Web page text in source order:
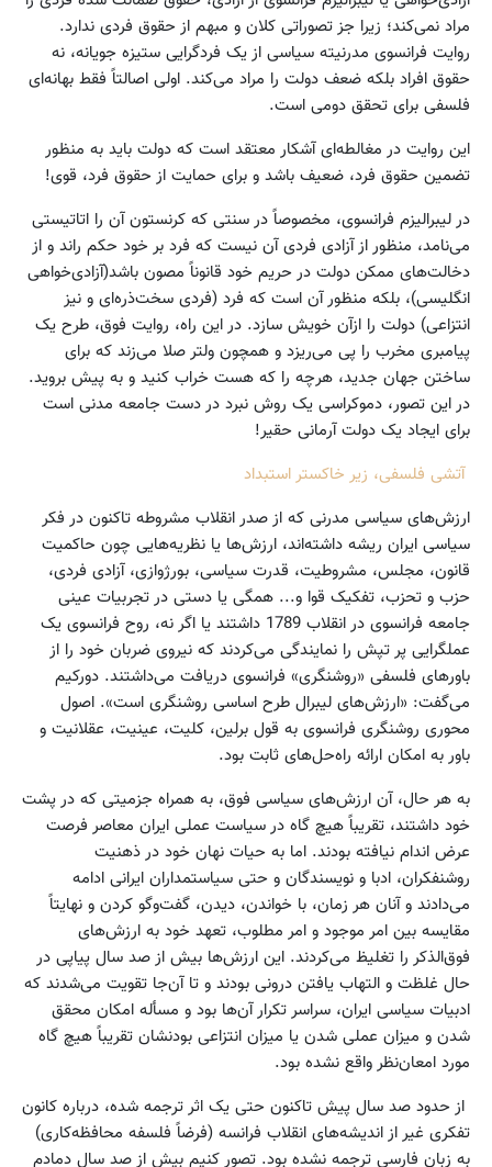
مراد نمی‌کند؛ زیرا جز تصوراتی کلان و مبهم از حقوق فردی ندارد.
روایت فرانسوی مدرنیته سیاسی از یک فردگرایی ستیزه جویانه، نه
حقوق افراد بلکه ضعف دولت را مراد می‌کند. اولی اصالتاً فقط بهانه‌ای
فلسفی برای تحقق دومی است.
این روایت در مغالطه‌ای آشکار معتقد است که دولت باید به منظور
تضمین حقوق فرد، ضعیف باشد و برای حمایت از حقوق فرد، قوی!
در لیبرالیزم فرانسوی، مخصوصاً در سنتی که کرنستون آن را اتاتیستی
می‌نامد، منظور از آزادی فردی آن نیست که فرد بر خود حکم‌ راند و از
دخالت‌های ممکن دولت در حریم خود قانوناً مصون باشد(آزادی‌خواهی
انگلیسی)، بلکه منظور آن است که فرد (فردی سخت‌ذره‌ای و نیز
انتزاعی) دولت را ازآن خویش سازد. در این راه، روایت فوق، طرح یک
پیامبری مخرب را پی می‌ریزد و همچون ولتر صلا می‌زند که برای
ساختن جهان جدید، هرچه را که هست خراب کنید و به پیش بروید.
در این تصور، دموکراسی یک روش نبرد در دست جامعه مدنی است
برای ایجاد یک دولت آرمانی حقیر!
آتشی فلسفی، زیر خاکستر استبداد
ارزش‌های سیاسی مدرنی که از صدر انقلاب مشروطه تاکنون در فکر
سیاسی ایران ریشه داشته‌اند، ارزش‌ها یا نظریه‌هایی چون حاکمیت
قانون، مجلس، مشروطیت، قدرت سیاسی، بورژوازی، آزادی فردی،
حزب و تحزب، تفکیک قوا و... همگی یا دستی در تجربیات عینی
جامعه فرانسوی در انقلاب 1789 داشتند یا اگر نه، روح فرانسوی یک
عملگرایی پر تپش را نمایندگی می‌کردند که نیروی ضربان‌ خود را از
باورهای فلسفی «روشنگری» فرانسوی دریافت می‌داشتند. دورکیم
می‌گفت: «ارزش‌های لیبرال طرح اساسی روشنگری است». اصول
محوری روشنگری فرانسوی به قول برلین، کلیت، عینیت، عقلانیت و
باور به امکان ارائه راه‌حل‌های ثابت بود.
به هر حال، آن ارزش‌های سیاسی فوق، به همراه جزمیتی که در پشت
خود داشتند، تقریباً هیچ گاه در سیاست عملی ایران معاصر فرصت
عرض اندام نیافته بودند. اما به حیات نهان خود در ذهنیت
روشنفکران، ادبا و نویسندگان و حتی سیاستمداران ایرانی ادامه
می‌دادند و آنان هر زمان، با خواندن، دیدن، گفت‌وگو کردن و نهایتاً
مقایسه بین امر موجود و امر مطلوب، تعهد خود به ارزش‌های
فوق‌الذکر را تغلیظ می‌کردند. این ارزش‌ها بیش از صد سال پیاپی در
حال غلظت و التهاب یافتن درونی بودند و تا آن‌جا تقویت می‌شدند که
ادبیات سیاسی ایران، سراسر تکرار آن‌ها بود و مسأله امکان محقق
شدن و میزان عملی شدن یا میزان انتزاعی بودنشان تقریباً هیچ گاه
مورد امعان‌نظر واقع نشده بود.
از حدود صد سال پیش تاکنون حتی یک اثر ترجمه شده، درباره کانون
تفکری غیر از اندیشه‌های انقلاب فرانسه (فرضاً فلسفه محافظه‌کاری)
به زبان فارسی ترجمه نشده بود. تصور کنیم بیش از صد سال دمادم